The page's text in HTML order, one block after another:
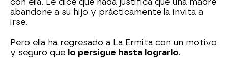
abandone a su hijo y prácticamente la invita a
irse.
Pero ella ha regresado a La Ermita con un motivo
y seguro que lo persigue hasta lograrlo.